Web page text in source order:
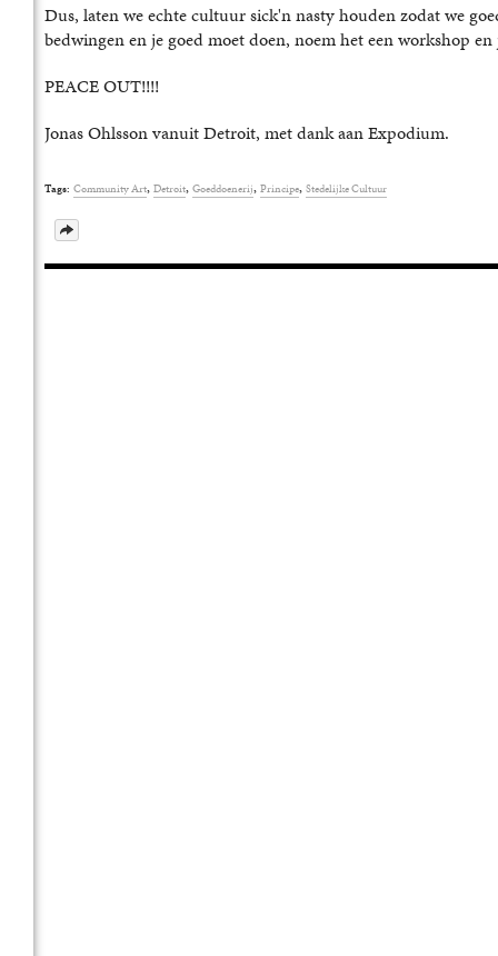
Dus, laten we echte cultuur sick'n nasty houden zodat we
bedwingen en je goed moet doen, noem het een workshop
PEACE OUT!!!!
Jonas Ohlsson vanuit Detroit, met dank aan Expodium.
Tags: Community Art, Detroit, Goeddoenerij, Principe, Stedelijke Cultuur